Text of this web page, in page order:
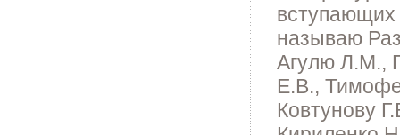
вступающих
называю
Агулю Л.М.,
Е.В.,
Ковтунову